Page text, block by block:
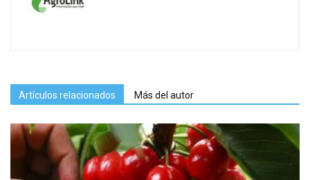
Artículos relacionados Más del autor